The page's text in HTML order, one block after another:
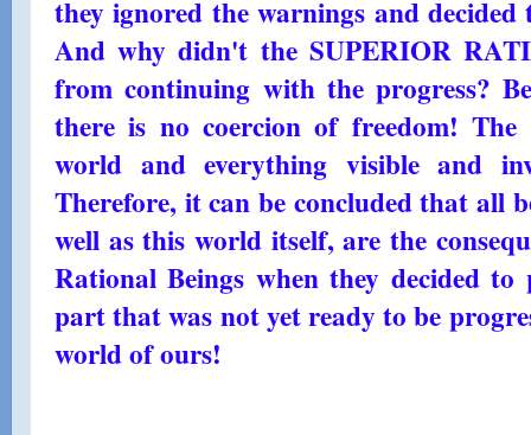
they ignored the warnings and
And why didn't the SUPERIOR
from continuing with the progress?
there is no coercion of freedom!
world and everything visible and
Therefore, it can be concluded that all
well as this world itself, are the
Rational Beings when they decided
part that was not yet ready to be
world of ours!